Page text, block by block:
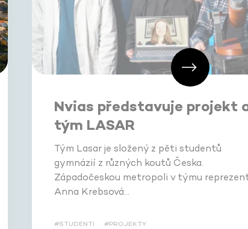
Nvias představuje projekt
tým LASAR
Tým Lasar je složený z pěti studentů
gymnázií z různých koutů Česka.
Západočeskou metropoli v týmu
Anna Krebsová…
#STUDENTI #PROJEKTY